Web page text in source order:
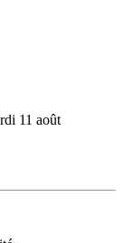
11 août